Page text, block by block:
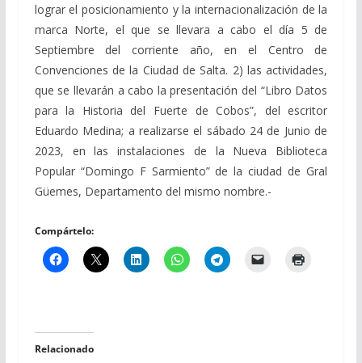
lograr el posicionamiento y la internacionalización de la
marca Norte, el que se llevara a cabo el día 5 de
Septiembre del corriente año, en el Centro de
Convenciones de la Ciudad de Salta. 2) las actividades,
que se llevarán a cabo la presentación del “Libro Datos
para la Historia del Fuerte de Cobos”, del escritor
Eduardo Medina; a realizarse el sábado 24 de Junio de
2023, en las instalaciones de la Nueva Biblioteca
Popular “Domingo F Sarmiento” de la ciudad de Gral
Güemes, Departamento del mismo nombre.-
Compártelo:
Relacionado